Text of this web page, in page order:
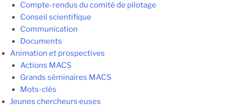
Compte-rendus du comité de pilotage
Conseil scientifique
Communication
Documents
Animation et prospectives
Actions MACS
Grands séminaires MACS
Mots-clés
Jeunes chercheurs·euses